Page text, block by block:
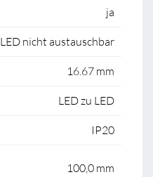
ja
LED nicht austauschbar
16.67 mm
LED zu LED
IP20
100,0 mm